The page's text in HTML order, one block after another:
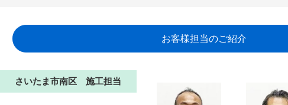
お客様担当のご紹介
さいたま市南区 施工担当